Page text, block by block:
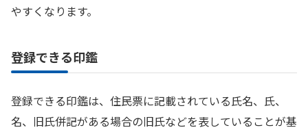
やすくなります。
登録できる印鑑
登録できる印鑑は、住民票に記載されている氏名、氏、
名、旧氏併記がある場合の旧氏などを表していることが基